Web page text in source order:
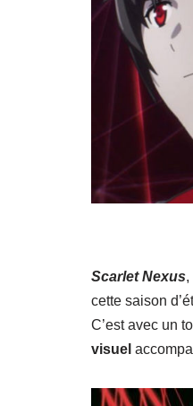
Scarlet Nexus,
cette saison
C’est avec un
visuel